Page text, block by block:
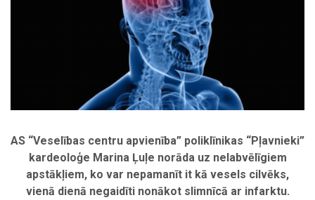
AS “Veselības centru apvienība” poliklīnikas “Pļavnieki”
kardeoloģe Marina Ļuļe norāda uz nelabvēlīgiem
apstākļiem, ko var nepamanīt it kā vesels cilvēks,
vienā dienā negaidīti nonākot slimnīcā ar infarktu.